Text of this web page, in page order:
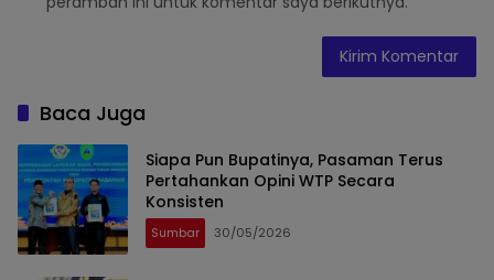
Baca Juga
Siapa Pun Bupatinya, Pasaman Terus
Pertahankan Opini WTP Secara
Konsisten
Sumbar 30/05/2026